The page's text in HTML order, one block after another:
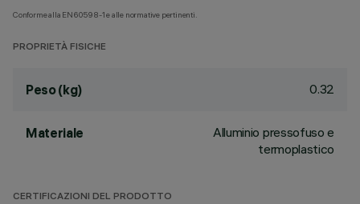
Conforme alla EN60598-1 e alle normative pertinenti.
PROPRIETÀ FISICHE
Peso (kg) 0.32
Materiale
Alluminio pressofuso e
termoplastico
CERTIFICAZIONI DEL PRODOTTO